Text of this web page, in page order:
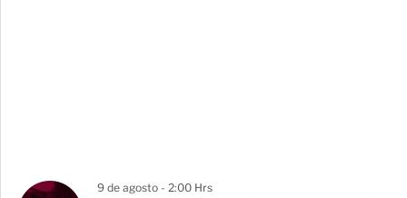
9 de agosto - 2:00 Hrs